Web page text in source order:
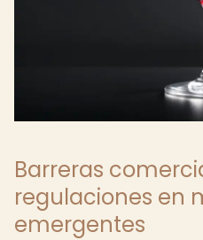
Barreras
regulaciones en
emergentes